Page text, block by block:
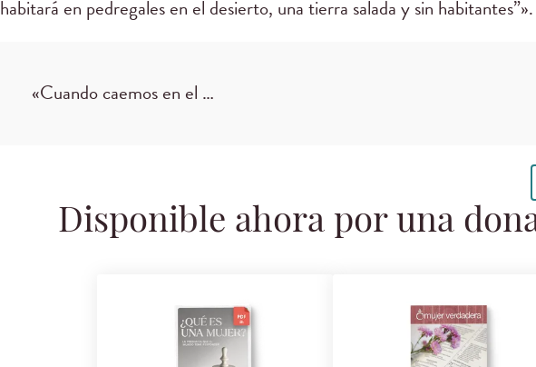
habitará en pedregales en el desierto, una tierra salada y sin
«Cuando caemos en el …
Disponible ahora por una